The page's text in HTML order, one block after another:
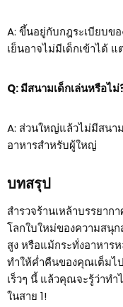
A: ขึ้นอยู่กับกฎระเบียบข
เย็นอาจไม่มีเด็กเข้าได้
Q: มีสนามเด็กเล่นหรือไม่
A: ส่วนใหญ่แล้วไม่มีสนา
อาหารสำหรับผู้ใหญ่
บทสรุป
สำรวจร้านเหล้าบรรยาก
โลกใบใหม่ของความสนุก
สูง หรือแม้กระทั่งอาหาร
ทำให้ค่ำคืนของคุณเต็มไ
เร็วๆ นี้ แล้วคุณจะรู้ว่าทำ
ในสาย 1!